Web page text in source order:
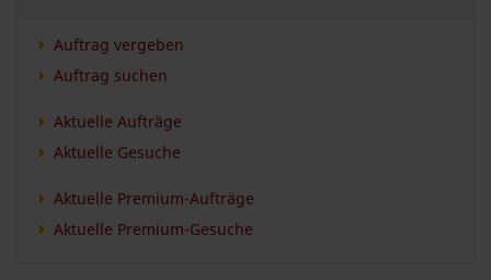
Auftrag vergeben
Auftrag suchen
Aktuelle Aufträge
Aktuelle Gesuche
Aktuelle Premium-Aufträge
Aktuelle Premium-Gesuche